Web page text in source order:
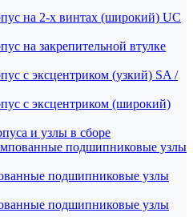
на 2-х винтах (широкий) UC
на закрепительной втулке
с эксцентриком (узкий) SA /
с эксцентриком (широкий)
и узлы в сборе
подшипниковые узлы
подшипниковые узлы
подшипниковые узлы